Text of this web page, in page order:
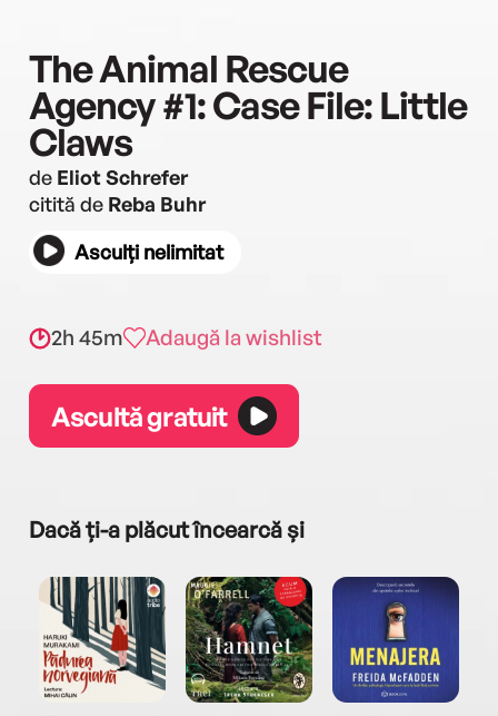
The Animal Rescue
Agency #1: Case File: Little
Claws
de Eliot Schrefer
citită de Reba Buhr
Asculți nelimitat
2h 45m Adaugă la wishlist
Ascultă gratuit
Dacă ți-a plăcut încearcă și